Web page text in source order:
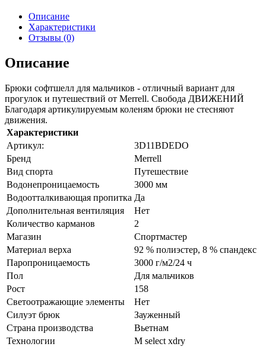
Описание
Характеристики
Отзывы (0)
Описание
Брюки софтшелл для мальчиков - отличный вариант для
прогулок и путешествий от Merrell. Свобода ДВИЖЕНИЙ
Благодаря артикулируемым коленям брюки не стесняют
движения.
Характеристики
Артикул:
3D11BDEDО
Бренд
Merrell
Вид спорта
Путешествие
Водонепроницаемость
3000 мм
Водоотталкивающая пропитка Да
Дополнительная вентиляция
Нет
Количество карманов
2
Магазин
Спортмастер
Материал верха
92 % полиэстер, 8 % спандекс
Паропроницаемость
3000 г/м2/24 ч
Пол
Для мальчиков
Рост
158
Светоотражающие элементы
Нет
Силуэт брюк
Зауженный
Страна производства
Вьетнам
Технологии
M select xdry